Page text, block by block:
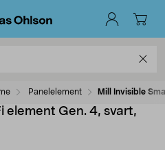
Panelelement Mill Invisible
element Gen. 4, svart,